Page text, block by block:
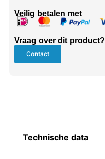
Veilig betalen met
Vraag over dit product?
Contact
Technische data